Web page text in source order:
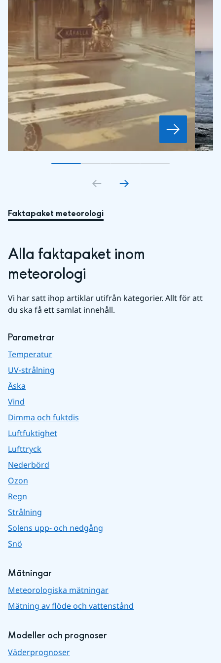
Gå till bildkort1
Gå till bildkort2
Gå till bildkort3
Gå till bildkort
Faktapaket meteorologi
Alla faktapaket inom
meteorologi
Vi har satt ihop artiklar utifrån kategorier. Allt för att
du ska få ett samlat innehåll.
Parametrar
Temperatur
UV-strålning
Åska
Vind
Dimma och fuktdis
Luftfuktighet
Lufttryck
Nederbörd
Ozon
Regn
Strålning
Solens upp- och nedgång
Snö
Mätningar
Meteorologiska mätningar
Mätning av flöde och vattenstånd
Modeller och prognoser
Väderprognoser